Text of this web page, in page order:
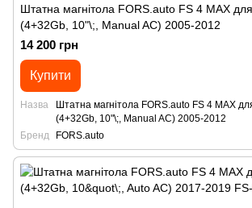
Штатна магнітола FORS.auto FS 4 MAX
(4+32Gb, 10"\;, Manual AC) 2005-2012
14 200 грн
Купити
Назва
Штатна магнітола FORS.auto FS 4 MAX
(4+32Gb, 10"\;, Manual AC) 2005-2012
Бренд
FORS.auto